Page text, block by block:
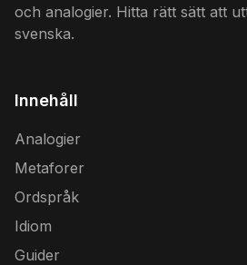
och analogier. Hitta rätt sätt att
svenska.
Innehåll
Analogier
Metaforer
Ordspråk
Idiom
Guider